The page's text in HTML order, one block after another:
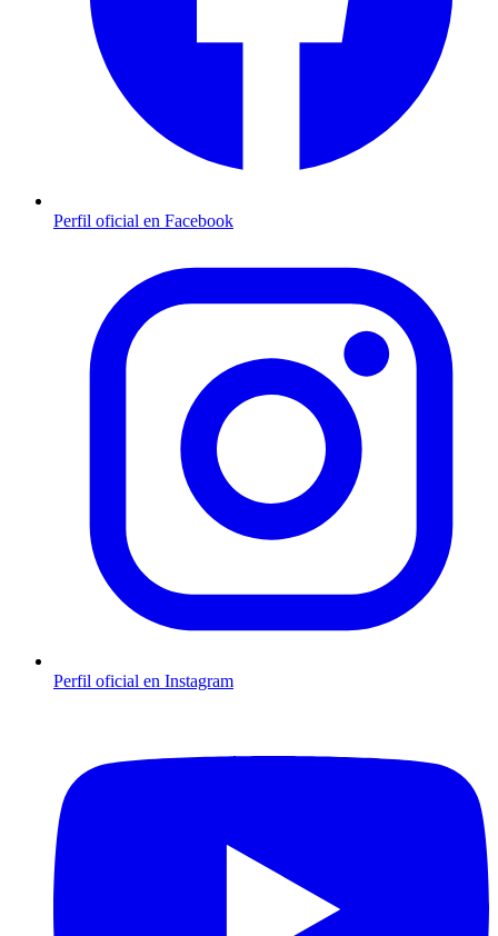
Perfil oficial en Facebook
Perfil oficial en Instagram